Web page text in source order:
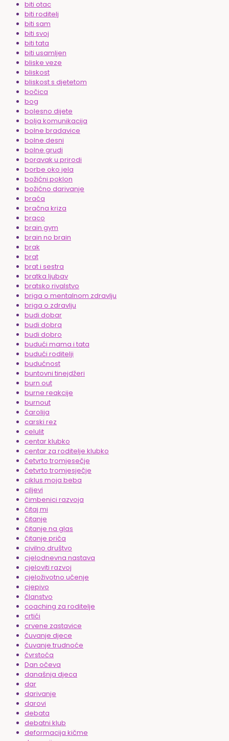
biti otac
biti roditelj
biti sam
biti svoj
biti tata
biti usamljen
bliske veze
bliskost
bliskost s djetetom
bočica
bog
bolesno dijete
bolja komunikacija
bolne bradavice
bolne desni
bolne grudi
boravak u prirodi
borbe oko jela
božićni poklon
božićno darivanje
braća
bračna kriza
braco
brain gym
brain no brain
brak
brat
brat i sestra
bratka ljubav
bratsko rivalstvo
briga o mentalnom zdravlju
briga o zdravlju
budi dobar
budi dobra
budi dobro
budući mama i tata
budući roditelji
budućnost
buntovni tinejdžeri
burn out
burne reakcije
burnout
čarolija
carski rez
celulit
centar klubko
centar za roditelje klubko
četvrto tromjesečje
četvrto tromjesječje
ciklus moja beba
ciljevi
čimbenici razvoja
čitaj mi
čitanje
čitanje na glas
čitanje priča
civilno društvo
cjelodnevna nastava
cjeloviti razvoj
cjeloživotno učenje
cjepivo
članstvo
coaching za roditelje
crtići
crvene zastavice
čuvanje djece
čuvanje trudnoće
čvrstoća
Dan očeva
današnja djeca
dar
darivanje
darovi
debata
debatni klub
deformacija kičme